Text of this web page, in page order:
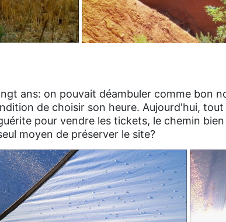
ans: on pouvait déambuler comme bon
de choisir son heure. Aujourd'hui,
pour vendre les tickets, le chemin bien
moyen de préserver le site?